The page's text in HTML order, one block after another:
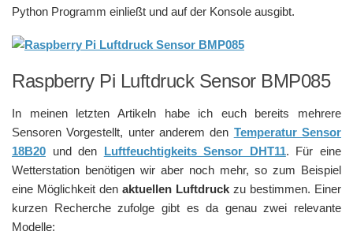
Python Programm einließt und auf der Konsole ausgibt.
Raspberry Pi Luftdruck Sensor BMP085
In meinen letzten Artikeln habe ich euch bereits mehrere
Sensoren Vorgestellt, unter anderem den Temperatur Sensor
18B20 und den Luftfeuchtigkeits Sensor DHT11. Für eine
Wetterstation benötigen wir aber noch mehr, so zum Beispiel
eine Möglichkeit den aktuellen Luftdruck zu bestimmen. Einer
kurzen Recherche zufolge gibt es da genau zwei relevante
Modelle: